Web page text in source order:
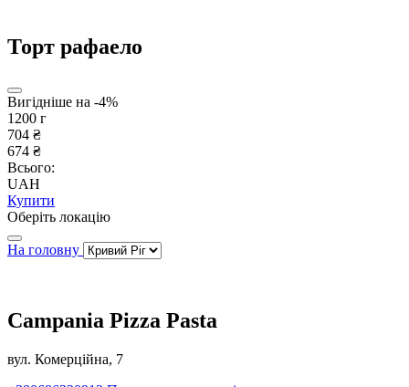
Торт рафаело
Вигідніше на -4%
1200 г
704 ₴
674 ₴
Всього:
UAH
Купити
Оберіть локацію
На головну
Campania Pizza Pasta
вул. Комерційна, 7